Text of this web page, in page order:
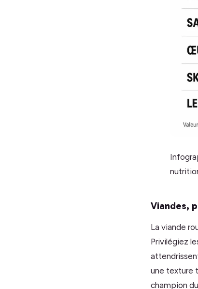
Viandes,
La viande
Privilégiez
une texture
champion